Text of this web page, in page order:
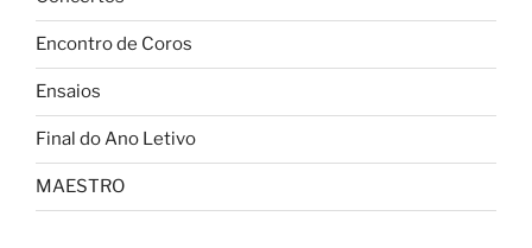
Encontro de Coros
Ensaios
Final do Ano Letivo
MAESTRO